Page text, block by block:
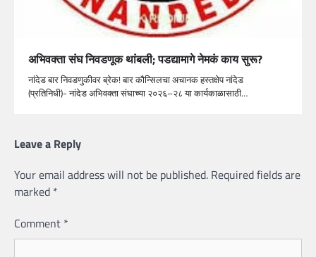
अभिवक्ता संघ निवडणूक थांबली; पडद्यामागे नेमकं काय सुरू?
नांदेड बार निवडणुकीवर ब्रेक! बार कौन्सिलचा अचानक हस्तक्षेप नांदेड
(प्रतिनिधी)- नांदेड अभिवक्ता संघाच्या २०२६–२८ या कार्यकाळासाठी…
Leave a Reply
Your email address will not be published. Required fields are
marked *
Comment *